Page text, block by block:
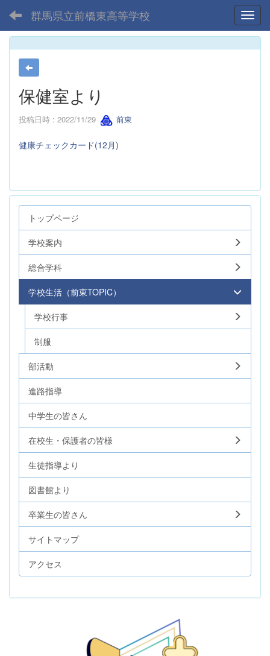
群馬県立前橋東高等学校
保健室より
投稿日時 : 2022/11/29 前東
健康チェックカード(12月)
トップページ
学校案内
総合学科
学校生活（前東TOPIC）
学校行事
制服
部活動
進路指導
中学生の皆さん
在校生・保護者の皆様
生徒指導より
図書館より
卒業生の皆さん
サイトマップ
アクセス